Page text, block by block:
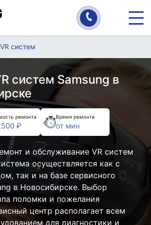
систем
систем Samsung в
ремонта
₽
Время ремонта
от мин
и обслуживание VR систем
осуществляется как с
так и на базе сервисного
в Новосибирске. Выбор
поломки и пожелания
центр располагает всем
для диагностики и